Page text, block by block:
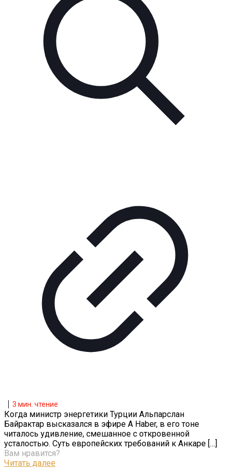
3 мин. чтение
Когда министр энергетики Турции Альпарслан
Байрактар высказался в эфире A Haber, в его тоне
читалось удивление, смешанное с откровенной
усталостью. Суть европейских требований к Анкаре […]
Вам нравится?
Читать далее